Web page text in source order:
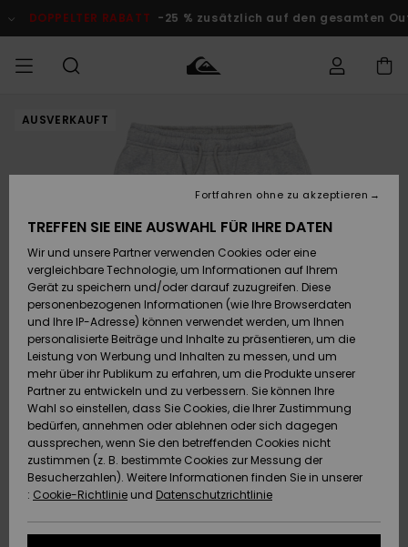
Produktinformation
DOPPELTER RABATT -25 % zusätzlich auf den gesamten
MÄNNER Kleidung
Accessoires
Schuhe&
Flip-Flops
Surf
Snow
Brandneu
Highlights
JUNGEN
Kleidung
Accessoires
Schuhe&
Flip-Flops
Surf
Snow
Brandneu
Highlights
FRAUEN
Shop
Brandneu
Highlights
Snow
SURF
Surf Shop
Kinder
Highlights
Community
SNOW
Snow Shop
Kinder
Snow Shop
Damen
Highlights
Community
DOPPELTER
RABATT
Outlet
KINDER
Outlet
Frauen
HILFE & KONTAKT
Versand
Retouren
Bezahlung
Geschenkkarte
Quiksilver
Freedom
Datenschutz
NACHHALTIGKEIT
AUSVERKAUFT
TREFFEN SIE EINE AUSWAHL FÜR IHRE DATEN
Wir und unsere Partner verwenden Cookies oder eine
vergleichbare Technologie, um Informationen auf Ihrem
Gerät zu speichern und/oder darauf zuzugreifen. Diese
personenbezogenen Informationen (wie Ihre Browserdaten
und Ihre IP-Adresse) können verwendet werden, um Ihnen
personalisierte Beiträge und Inhalte zu präsentieren, um die
Leistung von Werbung und Inhalten zu messen, und um
mehr über ihr Publikum zu erfahren, um die Produkte unserer
Partner zu entwickeln und zu verbessern. Sie können Ihre
Wahl so einstellen, dass Sie Cookies, die Ihrer Zustimmung
bedürfen, annehmen oder ablehnen oder sich dagegen
aussprechen, wenn Sie den betreffenden Cookies nicht
zustimmen (z. B. bestimmte Cookies zur Messung der
Besucherzahlen). Weitere Informationen finden Sie in unserer
: Cookie-Richtlinie und Datenschutzrichtlinie
Fortfahren ohne zu akzeptieren